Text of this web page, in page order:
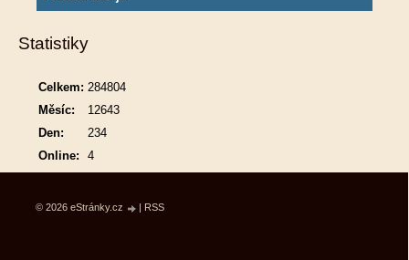
Statistiky
Online: 4
Celkem: 284804
Měsíc:
12643
Den:
234
© 2026 eStránky.cz | RSS